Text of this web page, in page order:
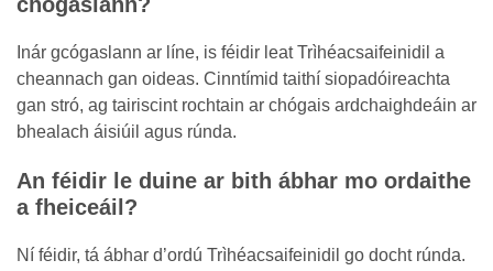
Inár gcógaslann ar líne, is féidir leat Trìhéacsaifeinidil a
cheannach gan oideas. Cinntímid taithí siopadóireachta
gan stró, ag tairiscint rochtain ar chógais ardchaighdeáin ar
bhealach áisiúil agus rúnda.
An féidir le duine ar bith ábhar mo ordaithe
a fheiceáil?
Ní féidir, tá ábhar d’ordú Trìhéacsaifeinidil go docht rúnda.